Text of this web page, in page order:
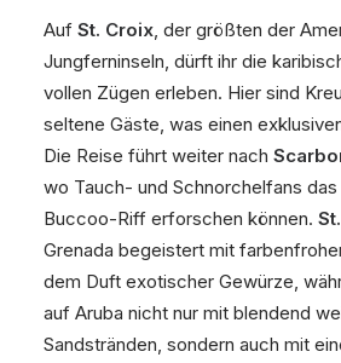
Auf St. Croix, der größten der
Jungferninseln, dürft ihr die
vollen Zügen erleben. Hier sind
seltene Gäste, was einen
Die Reise führt weiter nach
wo Tauch- und Schnorchelfans
Buccoo-Riff erforschen können.
Grenada begeistert mit
dem Duft exotischer Gewürze,
auf Aruba nicht nur mit blendend
Sandstränden, sondern auch mit